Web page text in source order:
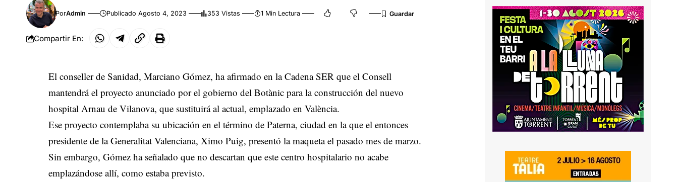
PorAdmin Publicado Agosto 4, 2023 353 Vistas 1 Min Lectura
Compartir En:
El conseller de Sanidad, Marciano Gómez, ha afirmado en la Cadena SER que el Consell
mantendrá el proyecto anunciado por el gobierno del Botànic para la construcción del nuevo
hospital Arnau de Vilanova, que sustituirá al actual, emplazado en València.
Ese proyecto contemplaba su ubicación en el término de Paterna, ciudad en la que el entonces
presidente de la Generalitat Valenciana, Ximo Puig, presentó la maqueta el pasado mes de marzo.
Sin embargo, Gómez ha señalado que no descartan que este centro hospitalario no acabe
emplazándose allí, como estaba previsto.